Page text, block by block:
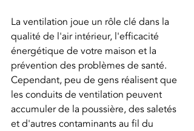
La ventilation joue un rôle clé dans la
qualité de l'air intérieur, l'efficacité
énergétique de votre maison et la
prévention des problèmes de santé.
Cependant, peu de gens réalisent que
les conduits de ventilation peuvent
accumuler de la poussière, des saletés
et d'autres contaminants au fil du